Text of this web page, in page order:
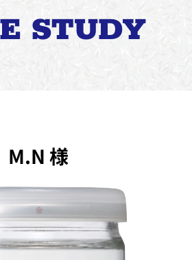
STUDY
M.N 様